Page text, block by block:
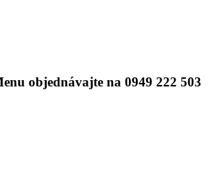
objednávajte na 0949 222 503